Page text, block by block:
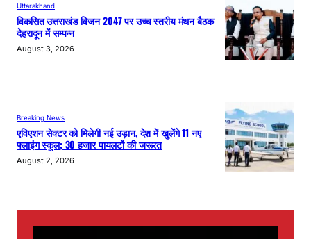
Uttarakhand
विकसित उत्तराखंड विजन 2047 पर उच्च स्तरीय मंथन बैठक
देहरादून में सम्पन्न
August 3, 2026
Breaking News
एविएशन सेक्टर को मिलेगी नई उड़ान, देश में खुलेंगे 11 नए
फ्लाइंग स्कूल; 30 हजार पायलटों की जरूरत
August 2, 2026